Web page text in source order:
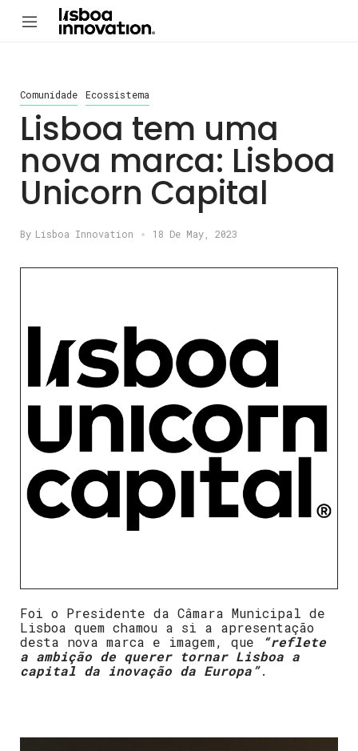
Comunidade Ecossistema
Lisboa tem uma
nova marca: Lisboa
Unicorn Capital
By Lisboa Innovation 18 De May, 2023
Foi o Presidente da Câmara Municipal de
Lisboa quem chamou a si a apresentação
desta nova marca e imagem, que
“reflete
a ambição de querer tornar Lisboa a
capital da inovação da Europa”.